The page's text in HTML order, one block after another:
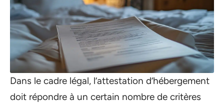
Dans le cadre légal, l’attestation d’hébergement
doit répondre à un certain nombre de critères